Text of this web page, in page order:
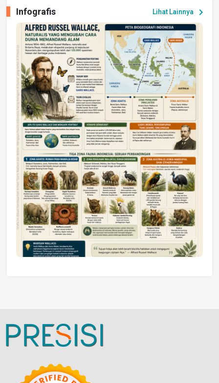
Peluang Kerja dan Magang
Jumat, 17 Jul 2026 22:30
DAERAH
Astra Motor Kalimantan Timur 2 Dukung
Mahasiswa Samarinda dalam Astra
Honda SDGs Future Leaders 2026
Jumat, 10 Jul 2026 19:01
Lihat Lainnya chevron_right
Infografis